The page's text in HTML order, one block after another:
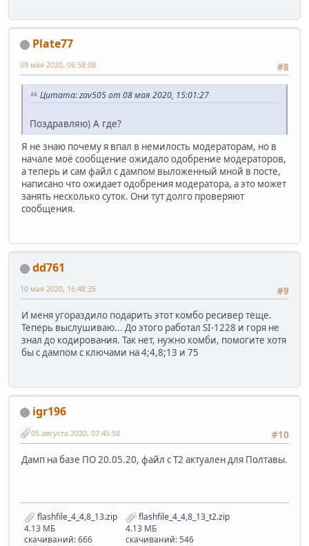
Plate77
#8
09 мая 2020, 06:58:08
Цитата: zav505 от 08 мая 2020, 15:01:27
Поздравляю) А где?
Я не знаю почему я впал в немилость модераторам, но в
начале моё сообщение ожидало одобрение модераторов,
а теперь и сам файл с дампом выложенный мной в посте,
написано что ожидает одобрения модератора, а это может
занять несколько суток. Они тут долго проверяют
сообщения.
dd761
#9
10 мая 2020, 16:48:35
И меня угораздило подарить этот комбо ресивер теще.
Теперь выслушиваю... До этого работал SI-1228 и горя не
знал до кодирования. Так нет, нужно комби, помогите хотя
бы с дампом с ключами на 4;4,8;13 и 75
igr196
#10
05 августа 2020, 07:45:58
Дамп на базе ПО 20.05.20, файл с Т2 актуален для Полтавы.
flashfile_4_4,8_13.zip
4.13 МБ
скачиваний: 666
flashfile_4_4,8_13_t2.zip
4.13 МБ
скачиваний: 546